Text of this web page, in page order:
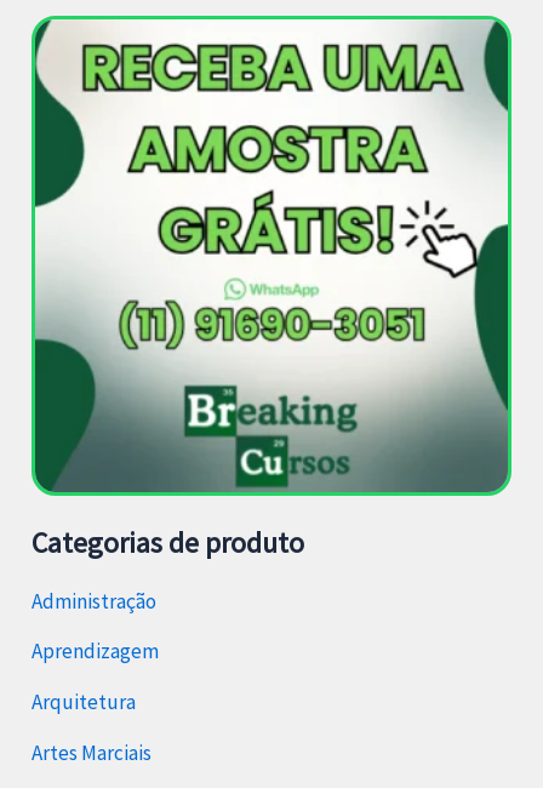
Categorias de produto
Administração
Aprendizagem
Arquitetura
Artes Marciais